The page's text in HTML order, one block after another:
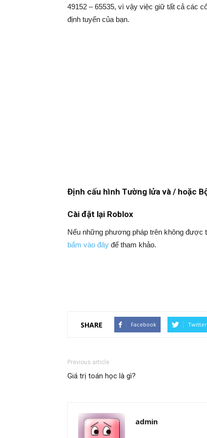
49152 – 65535, vì vậy việc giữ tất cả các
định tuyến của bạn.
Định cấu hình Tường lửa và / hoặc
Cài đặt lại Roblox
Nếu những phương pháp trên không
bấm vào đây để tham khảo.
SHARE Facebook Twitter
Previous article
Giá trị toán học là gì?
admin